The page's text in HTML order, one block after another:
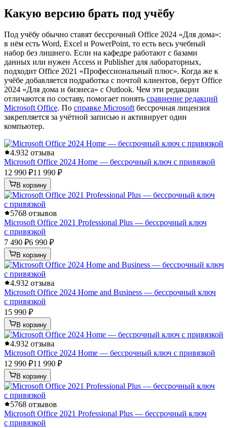
Какую версию брать под учёбу
Под учёбу обычно ставят бессрочный Office 2024 «Для дома»:
в нём есть Word, Excel и PowerPoint, то есть весь учебный
набор без лишнего. Если на кафедре работают с базами
данных или нужен Access и Publisher для лабораторных,
подходит Office 2021 «Профессиональный плюс». Когда же к
учёбе добавляется подработка с почтой клиентов, берут Office
2024 «Для дома и бизнеса» с Outlook. Чем эти редакции
отличаются по составу, помогает понять сравнение редакций
Microsoft Office. По справке Microsoftбессрочная лицензия
закрепляется за учётной записью и активирует один
компьютер.
4.932 отзыва
Microsoft Office 2024 Home — бессрочный ключ с привязкой
12 990 ₽11 990 ₽
В корзину
5768 отзывов
Microsoft Office 2021 Professional Plus — бессрочный ключ
с привязкой
7 490 ₽6 990 ₽
В корзину
4.932 отзыва
Microsoft Office 2024 Home and Business — бессрочный ключ
с привязкой
15 990 ₽
В корзину
4.932 отзыва
Microsoft Office 2024 Home — бессрочный ключ с привязкой
12 990 ₽11 990 ₽
В корзину
5768 отзывов
Microsoft Office 2021 Professional Plus — бессрочный ключ
с привязкой